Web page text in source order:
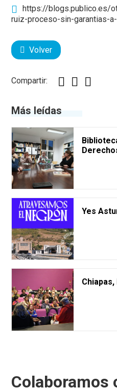
https://blogs.publico.es/
ruiz-proceso-sin-garantias-
Volver
Compartir:
Más leídas
Yes
Chiapas,
Colaboramos